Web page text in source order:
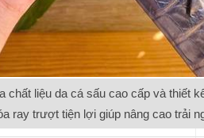
chất liệu da cá sấu cao cấp và thiết
ray trượt tiện lợi giúp nâng cao trải